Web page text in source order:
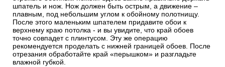
шпатель и нож. Нож должен быть острым, а движение –
плавным, под небольшим углом к обойному полотнищу.
После этого маленьким шпателем придавите обои к
верхнему краю потолка - и вы увидите, что край обоев
точно совпадет с плинтусом. Эту же операцию
рекомендуется проделать с нижней границей обоев. После
отрезания обработайте край «перышком» и разгладьте
влажной губкой.